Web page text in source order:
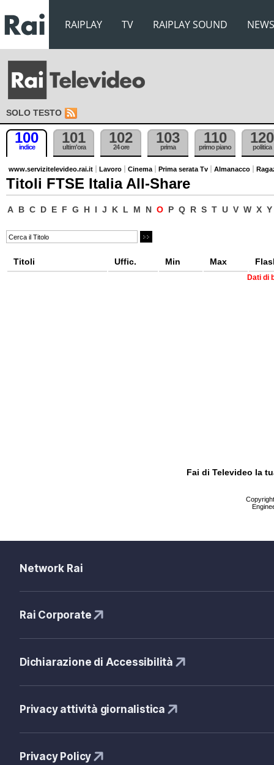
RAIPLAY TV RAIPLAY SOUND NEWS
SOLO TESTO
100
indice
101
ultim'ora
102
24 ore
103
prima
110
primo piano
120
politica
www.servizitelevideo.rai.it Lavoro Cinema Prima serata Tv Almanacco
Titoli FTSE Italia All-Share
A B C D E F G H I J K L M N O P Q R S T U V W X Y
Titoli Uffic. Min Max
Dati di
Fai di Televideo la